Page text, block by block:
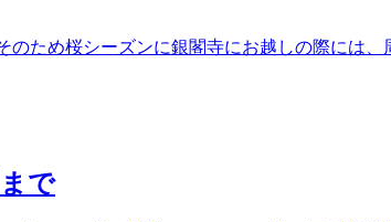
ため桜シーズンに銀閣寺にお越しの際には
で